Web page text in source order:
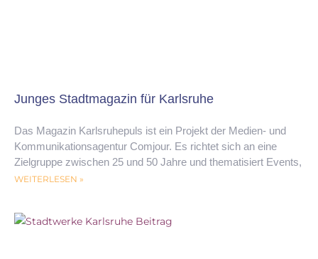
Junges Stadtmagazin für Karlsruhe
Das Magazin Karlsruhepuls ist ein Projekt der Medien- und
Kommunikationsagentur Comjour. Es richtet sich an eine
Zielgruppe zwischen 25 und 50 Jahre und thematisiert Events,
WEITERLESEN »